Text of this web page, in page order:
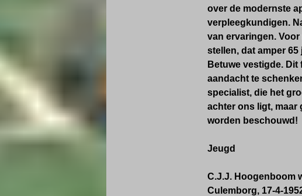
over de modernste
verpleegkundigen.
van ervaringen.
stellen, dat amper
Betuwe vestigde.
aandacht te
specialist, die het
achter ons ligt, maar
worden beschouwd!
Jeugd
C.J.J. Hoogenboom
Culemborg, 17-4-